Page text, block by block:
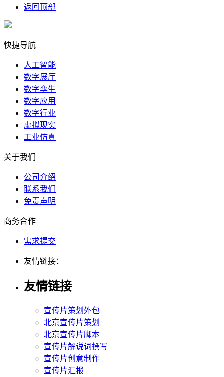
返回顶部
快捷导航
人工智能
数字展厅
数字孪生
数字应用
数字行业
虚拟现实
工业仿真
关于我们
公司介绍
联系我们
免责声明
商务合作
需求提交
友情链接：
友情链接
宣传片策划外包
北京宣传片策划
北京宣传片脚本
宣传片解说词撰写
宣传片创意制作
宣传片汇报